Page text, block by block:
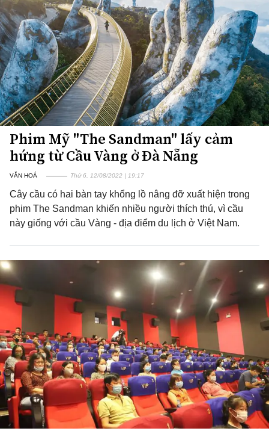
Phim Mỹ "The Sandman" lấy cảm
hứng từ Cầu Vàng ở Đà Nẵng
VĂN HOÁ Thứ 6, 12/08/2022 | 19:17
Cây cầu có hai bàn tay khổng lồ nâng đỡ xuất hiện trong
phim The Sandman khiến nhiều người thích thú, vì cầu
này giống với cầu Vàng - địa điểm du lịch ở Việt Nam.